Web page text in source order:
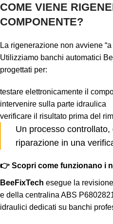
COME VIENE
COMPONENTE?
La rigenerazione non avviene “a
Utilizziamo banchi automatici
progettati per:
testare elettronicamente il
intervenire sulla parte idraulica
verificare il risultato prima del
Un processo
riparazione in una
👉 Scopri come funzionano i
BeeFixTech esegue la
e della centralina ABS
idraulici dedicati su banchi